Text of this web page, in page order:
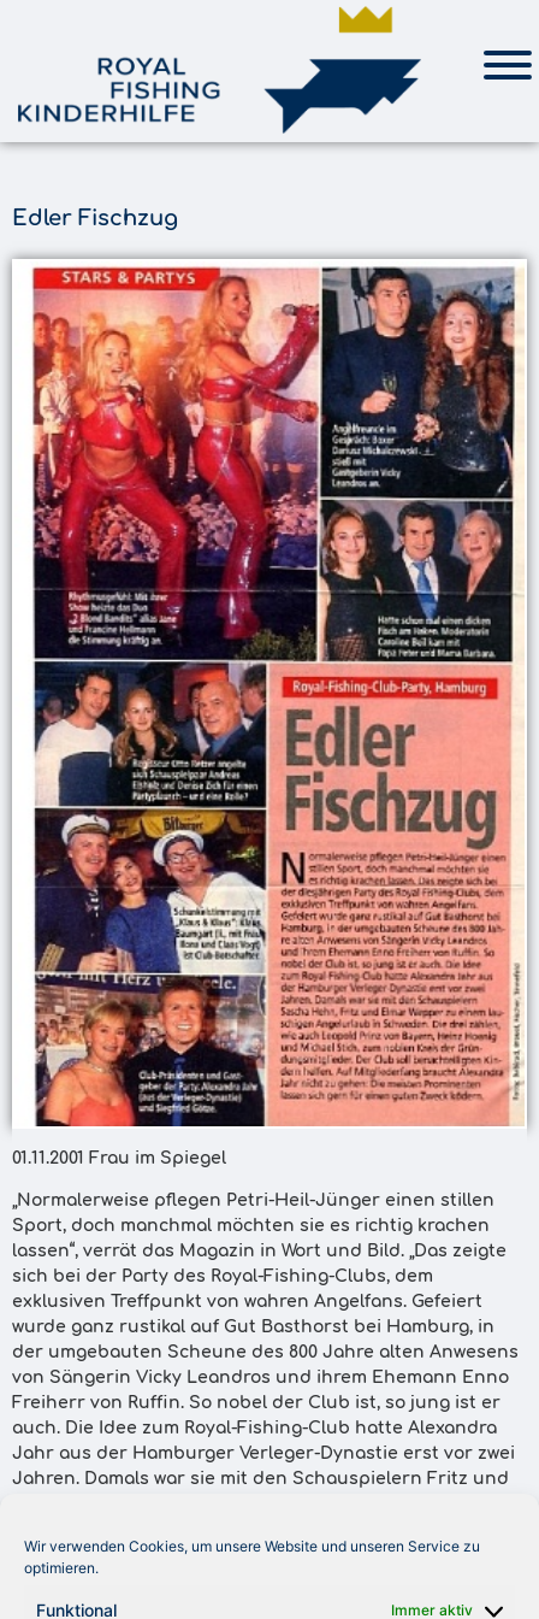
Wir verwenden Cookies, um unsere Website und unseren Service zu
optimieren.
Funktional Immer aktiv
Edler Fischzug
01.11.2001 Frau im Spiegel
„Normalerweise pflegen Petri-Heil-Jünger einen stillen
Sport, doch manchmal möchten sie es richtig krachen
lassen“, verrät das Magazin in Wort und Bild. „Das zeigte
sich bei der Party des Royal-Fishing-Clubs, dem
exklusiven Treffpunkt von wahren Angelfans. Gefeiert
wurde ganz rustikal auf Gut Basthorst bei Hamburg, in
der umgebauten Scheune des 800 Jahre alten Anwesens
von Sängerin Vicky Leandros und ihrem Ehemann Enno
Freiherr von Ruffin. So nobel der Club ist, so jung ist er
auch. Die Idee zum Royal-Fishing-Club hatte Alexandra
Jahr aus der Hamburger Verleger-Dynastie erst vor zwei
Jahren. Damals war sie mit den Schauspielern Fritz und
Bayern, Heinz Hoenig und Michael Stich, zum noblen
Kreis der Gründungsmitglieder. Der Club soll
benachteiligten Kindern helfen. Auf Mitgliederfang